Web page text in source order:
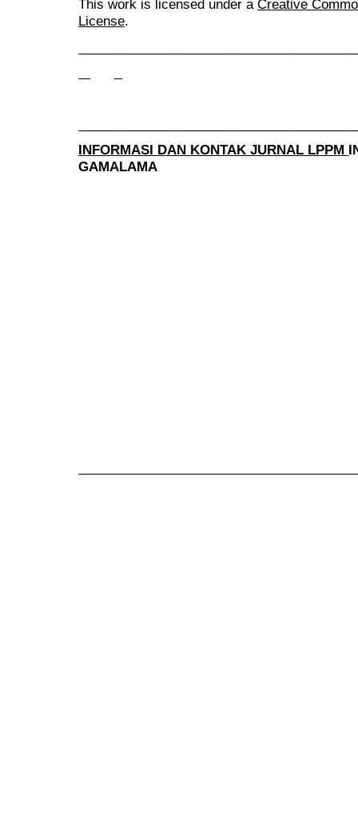
This work is licensed under a Creative
License.
INFORMASI DAN KONTAK JURNAL LPPM
GAMALAMA